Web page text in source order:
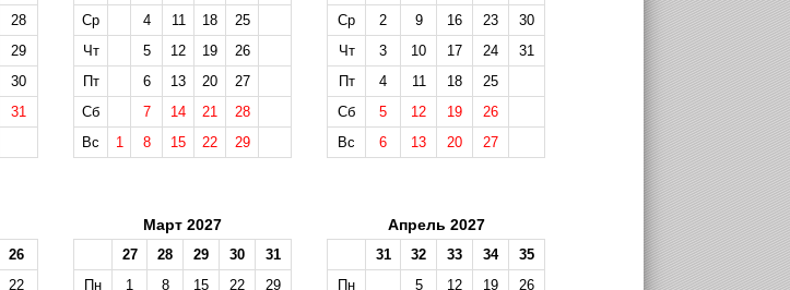
28
29
30
31
Ср
4 11 18
25
Чт
5 12 19
26
Пт
6 13 20
27
Сб
7 14 21
28
Вс
1 8 15 22 29
Ср
2 9 16 23
30
Чт
3 10 17 24
31
Пт
4 11 18
25
Сб
5 12 19
26
Вс
6 13 20 27
26
22
Март 2027
27 28 29 30
31
Пн
1 8 15 22
29
Апрель 2027
31 32 33 34
35
Пн
5 12 19
26